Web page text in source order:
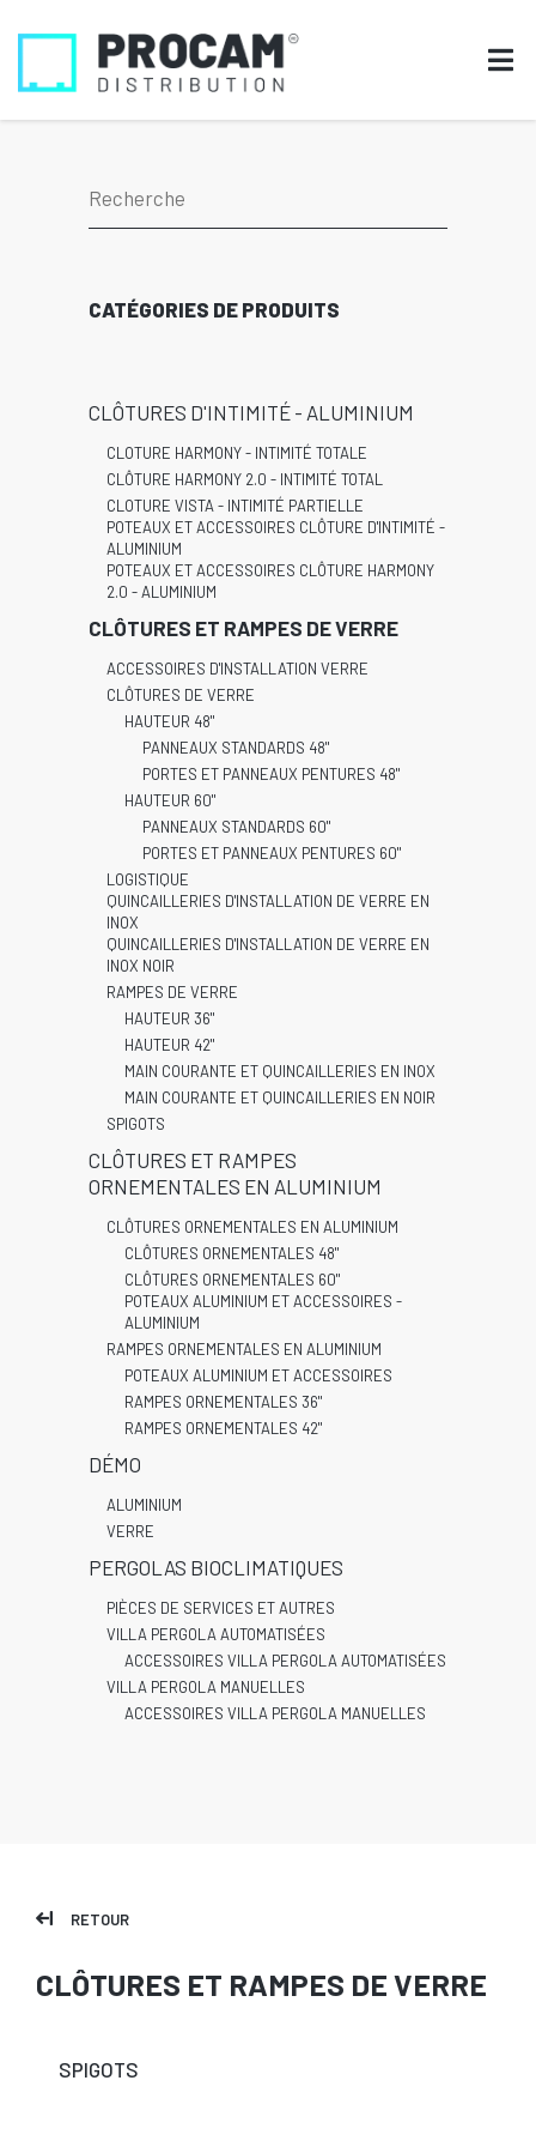
RETOUR
CLÔTURES ET RAMPES DE VERRE
SPIGOTS
CATÉGORIES DE PRODUITS
CLÔTURES D'INTIMITÉ - ALUMINIUM
CLOTURE HARMONY - INTIMITÉ TOTALE
CLÔTURE HARMONY 2.0 - INTIMITÉ TOTAL
CLOTURE VISTA - INTIMITÉ PARTIELLE
POTEAUX ET ACCESSOIRES CLÔTURE D'INTIMITÉ -
ALUMINIUM
POTEAUX ET ACCESSOIRES CLÔTURE HARMONY
2.0 - ALUMINIUM
CLÔTURES ET RAMPES DE VERRE
ACCESSOIRES D'INSTALLATION VERRE
CLÔTURES DE VERRE
HAUTEUR 48"
PANNEAUX STANDARDS 48"
PORTES ET PANNEAUX PENTURES 48"
HAUTEUR 60"
PANNEAUX STANDARDS 60"
PORTES ET PANNEAUX PENTURES 60"
LOGISTIQUE
QUINCAILLERIES D'INSTALLATION DE VERRE EN
INOX
QUINCAILLERIES D'INSTALLATION DE VERRE EN
INOX NOIR
RAMPES DE VERRE
HAUTEUR 36"
HAUTEUR 42"
MAIN COURANTE ET QUINCAILLERIES EN INOX
MAIN COURANTE ET QUINCAILLERIES EN NOIR
SPIGOTS
CLÔTURES ET RAMPES
ORNEMENTALES EN ALUMINIUM
CLÔTURES ORNEMENTALES EN ALUMINIUM
CLÔTURES ORNEMENTALES 48"
CLÔTURES ORNEMENTALES 60"
POTEAUX ALUMINIUM ET ACCESSOIRES -
ALUMINIUM
RAMPES ORNEMENTALES EN ALUMINIUM
POTEAUX ALUMINIUM ET ACCESSOIRES
RAMPES ORNEMENTALES 36"
RAMPES ORNEMENTALES 42"
DÉMO
ALUMINIUM
VERRE
PERGOLAS BIOCLIMATIQUES
PIÈCES DE SERVICES ET AUTRES
VILLA PERGOLA AUTOMATISÉES
ACCESSOIRES VILLA PERGOLA AUTOMATISÉES
VILLA PERGOLA MANUELLES
ACCESSOIRES VILLA PERGOLA MANUELLES